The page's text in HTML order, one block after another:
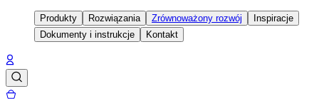
Produkty Rozwiązania Zrównoważony rozwój
Inspiracje
Dokumenty i instrukcje
Kontakt